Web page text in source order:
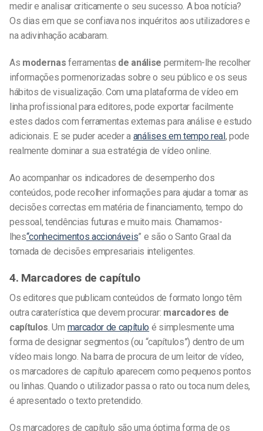
medir e analisar criticamente o seu sucesso. A boa notícia?
Os dias em que se confiava nos inquéritos aos utilizadores e
na adivinhação acabaram.
As modernas ferramentas de análise permitem-lhe recolher
informações pormenorizadas sobre o seu público e os seus
hábitos de visualização. Com uma plataforma de vídeo em
linha profissional para editores, pode exportar facilmente
estes dados com ferramentas externas para análise e estudo
adicionais. E se puder aceder a análises em tempo real, pode
realmente dominar a sua estratégia de vídeo online.
Ao acompanhar os indicadores de desempenho dos
conteúdos, pode recolher informações para ajudar a tomar as
decisões correctas em matéria de financiamento, tempo do
pessoal, tendências futuras e muito mais. Chamamos-
lhes“conhecimentos accionáveis” e são o Santo Graal da
tomada de decisões empresariais inteligentes.
4. Marcadores de capítulo
Os editores que publicam conteúdos de formato longo têm
outra caraterística que devem procurar: marcadores de
capítulos. Um marcador de capítulo é simplesmente uma
forma de designar segmentos (ou “capítulos”) dentro de um
vídeo mais longo. Na barra de procura de um leitor de vídeo,
os marcadores de capítulo aparecem como pequenos pontos
ou linhas. Quando o utilizador passa o rato ou toca num deles,
é apresentado o texto pretendido.
Os marcadores de capítulo são uma óptima forma de os